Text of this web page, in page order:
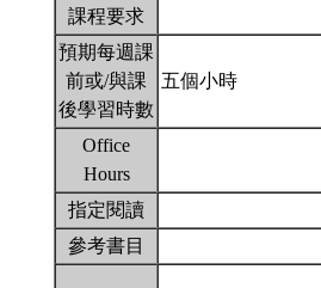
課程要求
預期每週課
前或/與課
後學習時數
五個小時
Office
Hours
指定閱讀
參考書目